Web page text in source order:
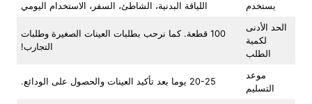
يستخدم اللياقة البدنية، الشاطئ، السفر، الاستخدام اليومي
الحد الأدنى
لكمية
الطلب
100 قطعة. كما نرحب بطلبات العينات الصغيرة وطلبات
التجارب!
موعد
التسليم
20-25 يوما بعد تأكيد العينات والحصول على الودائع.